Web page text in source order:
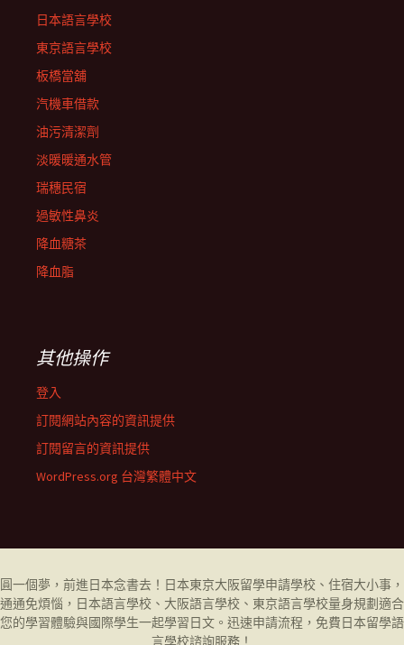
日本語言學校
東京語言學校
板橋當舖
汽機車借款
油污清潔劑
淡暖暖通水管
瑞穗民宿
過敏性鼻炎
降血糖茶
降血脂
其他操作
登入
訂閱網站內容的資訊提供
訂閱留言的資訊提供
WordPress.org 台灣繁體中文
圓一個夢，前進日本念書去！日本東京大阪留學申請學校、住宿大小事，
通通免煩惱，日本語言學校、大阪語言學校、東京語言學校量身規劃適合
您的學習體驗與國際學生一起學習日文。迅速申請流程，免費日本留學語
言學校諮詢服務！